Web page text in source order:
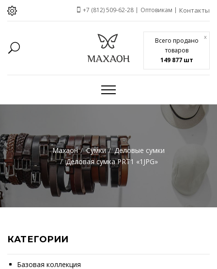
Всего продано
товаров
149 877 шт
x
+7 (812) 509-62-28 Оптовикам Контакты
Махаон Сумки
Деловые сумки
Деловая сумка PRT1 «1JPG»
КАТЕГОРИИ
Базовая коллекция